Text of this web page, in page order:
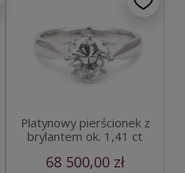
Platynowy pierścionek z
brylantem ok. 1,41 ct
68 500,00 zł